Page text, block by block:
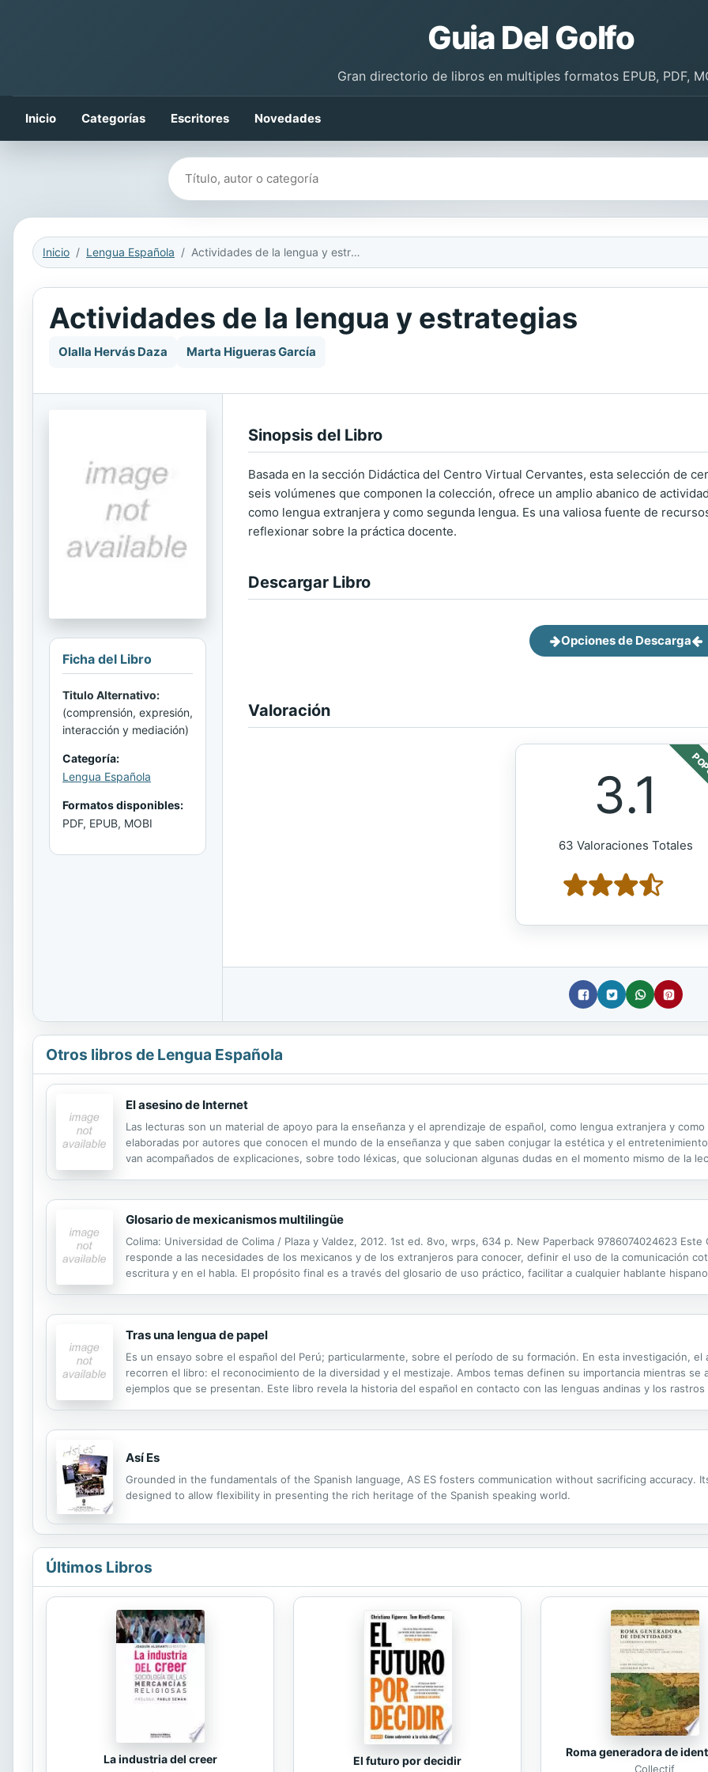
Guia Del Golfo
Gran directorio de libros en multiples formatos EPUB, PDF,
Inicio Categorías Escritores Novedades
Buscar libros
Inicio Lengua Española Actividades de la lengua y estrategias
Actividades de la lengua y estrategias
Olalla Hervás Daza Marta Higueras García
Ficha del Libro
Titulo Alternativo:
(comprensión, expresión,
interacción y mediación)
Categoría:
Lengua Española
Formatos disponibles:
PDF, EPUB, MOBI
Sinopsis del Libro
Basada en la sección Didáctica del Centro Virtual Cervantes, esta selección de
seis volúmenes que componen la colección, ofrece un amplio abanico de
como lengua extranjera y como segunda lengua. Es una valiosa fuente de
reflexionar sobre la práctica docente.
Descargar Libro
Opciones de Descarga
Valoración
3.1
63 Valoraciones Totales
Otros libros de Lengua Española
El asesino de Internet
Las lecturas son un material de apoyo para la enseñanza y el aprendizaje de español, como lengua extranjera y
elaboradas por autores que conocen el mundo de la enseñanza y que saben conjugar la estética y el
van acompañados de explicaciones, sobre todo léxicas, que solucionan algunas dudas en el momento mismo de la
Glosario de mexicanismos multilingüe
Colima: Universidad de Colima / Plaza y Valdez, 2012. 1st ed. 8vo, wrps, 634 p. New Paperback 9786074024623
responde a las necesidades de los mexicanos y de los extranjeros para conocer, definir el uso de la comunicación
escritura y en el habla. El propósito final es a través del glosario de uso práctico, facilitar a cualquier hablante
Tras una lengua de papel
Es un ensayo sobre el español del Perú; particularmente, sobre el período de su formación. En esta investigación,
recorren el libro: el reconocimiento de la diversidad y el mestizaje. Ambos temas definen su importancia mientras se
ejemplos que se presentan. Este libro revela la historia del español en contacto con las lenguas andinas y los
Así Es
Grounded in the fundamentals of the Spanish language, AS ES fosters communication without sacrificing accuracy.
designed to allow flexibility in presenting the rich heritage of the Spanish speaking world.
Últimos Libros
La industria del creer El futuro por decidir
Roma generadora de
Collectif